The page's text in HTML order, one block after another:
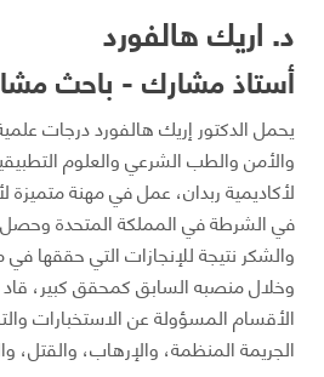
د. اريك هالفورد
أستاذ مشارك - باحث
يحمل الدكتور إريك هالفورد درجات
والأمن والطب الشرعي والعلوم
في الشرطة في المملكة المتحدة وحصل
والشكر نتيجة للإنجازات التي حققها
وخلال منصبه السابق كمحقق كبير، قاد
الأقسام المسؤولة عن الاستخبارات
الجريمة المنظمة، والإرهاب، والقتل،